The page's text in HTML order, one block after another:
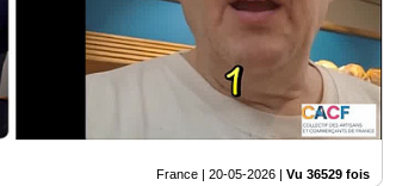
France | 20-05-2026 Vu 36529 fois